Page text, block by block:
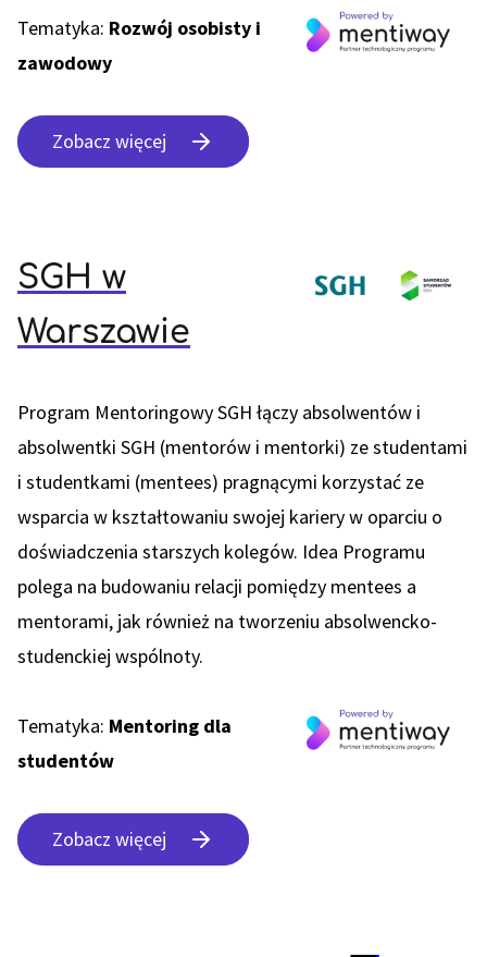
Tematyka: Rozwój osobisty i
zawodowy
Zobacz więcej
SGH w
Warszawie
Program Mentoringowy SGH łączy absolwentów i
absolwentki SGH (mentorów i mentorki) ze studentami
i studentkami (mentees) pragnącymi korzystać ze
wsparcia w kształtowaniu swojej kariery w oparciu o
doświadczenia starszych kolegów. Idea Programu
polega na budowaniu relacji pomiędzy mentees a
mentorami, jak również na tworzeniu absolwencko-
studenckiej wspólnoty.
Tematyka: Mentoring dla
studentów
Zobacz więcej